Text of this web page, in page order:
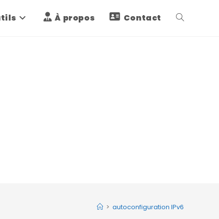
À propos Contact Toggle
> autoconfiguration IPv6